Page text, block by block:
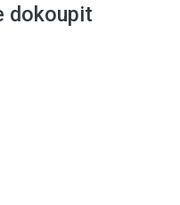
dokoupit